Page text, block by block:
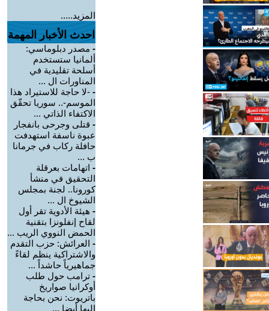
المزيد.....
احدث الأخبار المهمة
- مصدر دبلوماسي:
ألمانيا ستستخدم
أسلحة تقليدية في
المناورات ال ...
- -لا حاجة للاستيراد هذا
الموسم-.. سوريا تحقّق
الاكتفاء الذاتي ...
- قتلى وجرحى بانفجار
عبوة ناسفة استهدفت
حافلة ركاب في جرمانا
ب ...
- اتهامات بعرقلة
التحقيق في منشأ
كورونا.. لجنة بمجلس
الشيوخ ال ...
- هيئة الأدوية تقر أول
لقاح إنفلونزا بتقنية
الحمض النووي الريب ...
- العرائش: حزب التقدم
والاشتراكية ينظم لقاءً
جماهيرياً حاشداً ...
- ترامب حول طلب
أوكرانيا صواريخ
باتريوت: نحن بحاجة
إليها أيضا ...